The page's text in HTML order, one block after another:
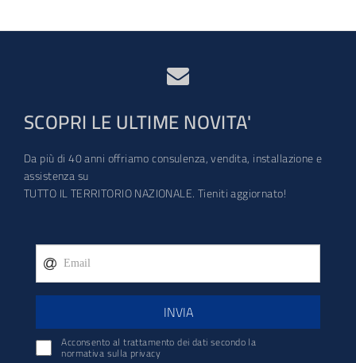
SCOPRI LE ULTIME NOVITA'
Da più di 40 anni offriamo consulenza, vendita, installazione e
assistenza su
TUTTO IL TERRITORIO NAZIONALE. Tieniti aggiornato!
INVIA
Acconsento al trattamento dei dati secondo la
normativa sulla privacy